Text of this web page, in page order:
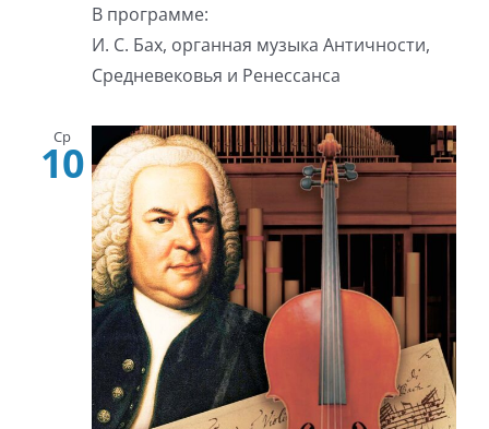
В программе:
И. С. Бах, органная музыка Античности,
Средневековья и Ренессанса
Ср
10